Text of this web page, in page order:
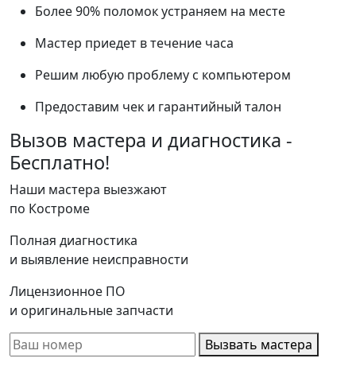
Более 90% поломок устраняем на месте
Мастер приедет в течение часа
Решим любую проблему с компьютером
Предоставим чек и гарантийный талон
Вызов мастера и диагностика -
Бесплатно!
Наши мастера выезжают
по Костроме
Полная диагностика
и выявление неисправности
Лицензионное ПО
и оригинальные запчасти
Вызвать мастера